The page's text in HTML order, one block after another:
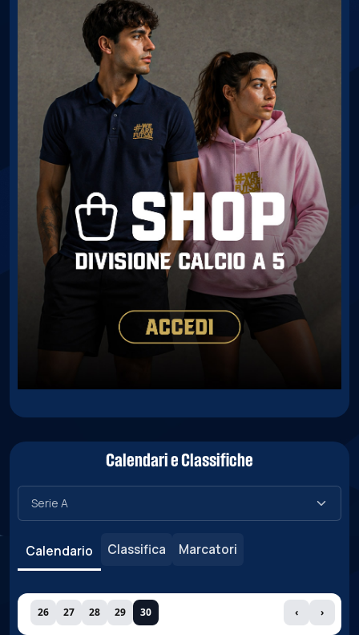
Calendari e Classifiche
Calendario Classifica Marcatori
26 27 28 29 30 ‹ ›